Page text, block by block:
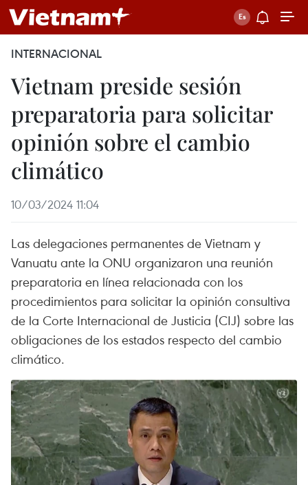
INTERNACIONAL
Vietnam preside sesión
preparatoria para solicitar
opinión sobre el cambio
climático
10/03/2024 11:04
Las delegaciones permanentes de Vietnam y
Vanuatu ante la ONU organizaron una reunión
preparatoria en línea relacionada con los
procedimientos para solicitar la opinión consultiva
de la Corte Internacional de Justicia (CIJ) sobre las
obligaciones de los estados respecto del cambio
climático.